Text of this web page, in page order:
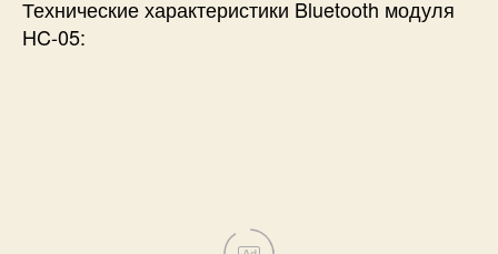
Технические характеристики Bluetooth модуля
HC-05: